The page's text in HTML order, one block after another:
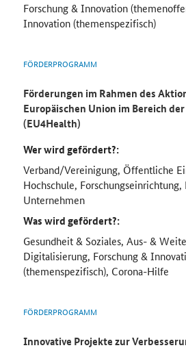
Forschung & Innovation
Innovation (themenspezifisch)
FÖRDERPROGRAMM
Förderungen im Rahmen des
Europäischen Union im Bereich
(EU4Health)
Wer wird gefördert?:
Verband/Vereinigung, Öffentliche
Hochschule,
Unternehmen
Was wird gefördert?:
Gesundheit & Soziales, Aus- &
Digitalisierung, Forschung &
(themenspezifisch), Corona-Hilfe
FÖRDERPROGRAMM
Innovative Projekte zur